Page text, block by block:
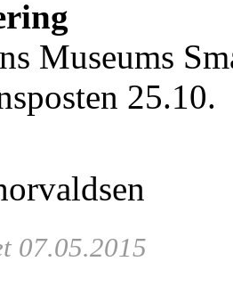
Museums
25.10.
07.05.2015